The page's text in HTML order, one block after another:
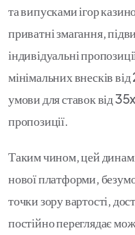
та випусками ігор
приватні змагання,
індивідуальні
мінімальних внесків
умови для ставок від
пропозиції.
Таким чином, цей
нової платформи,
точки зору вартості,
постійно переглядає